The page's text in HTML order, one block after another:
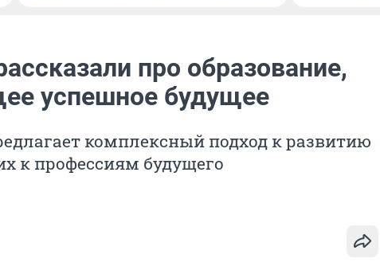
про образование,
успешное будущее
комплексный подход к развитию
к профессиям будущего